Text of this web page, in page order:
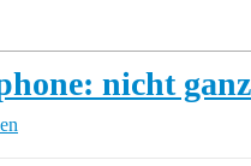
nicht